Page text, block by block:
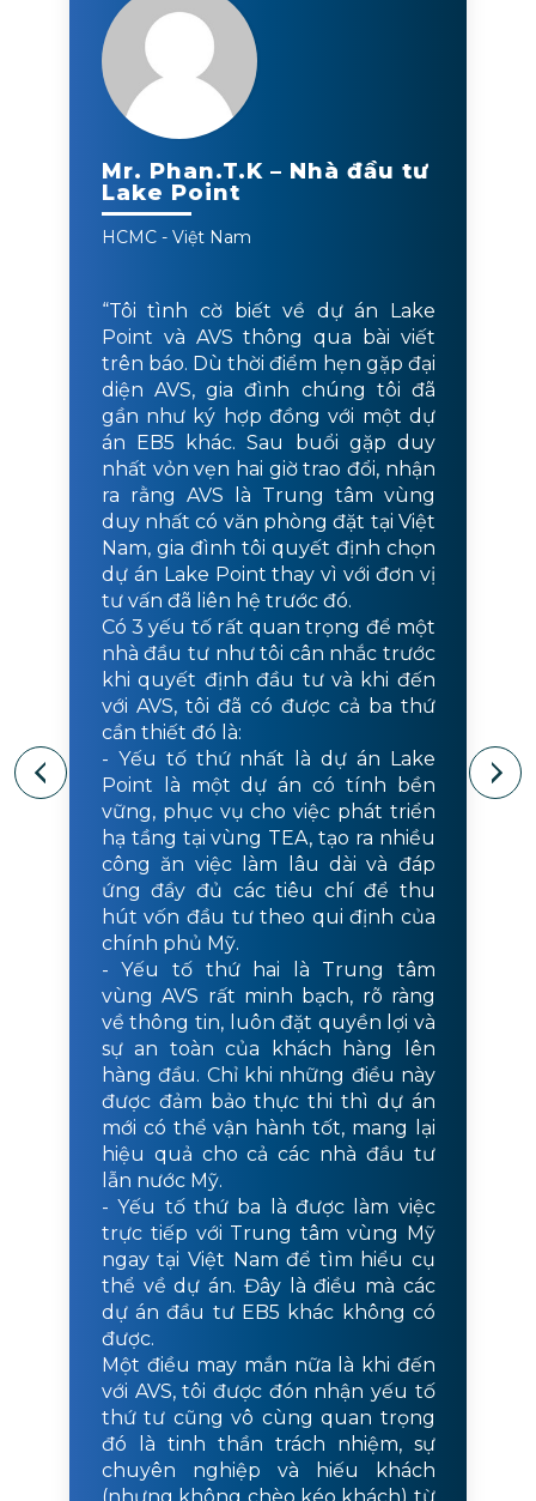
Mr. Phan.T.K – Nhà đầu tư
Lake Point
HCMC - Việt Nam
“Tôi tình cờ biết về dự án Lake
Point và AVS thông qua bài viết
trên báo. Dù thời điểm hẹn gặp đại
diện AVS, gia đình chúng tôi đã
gần như ký hợp đồng với một dự
án EB5 khác. Sau buổi gặp duy
nhất vỏn vẹn hai giờ trao đổi, nhận
ra rằng AVS là Trung tâm vùng
duy nhất có văn phòng đặt tại Việt
Nam, gia đình tôi quyết định chọn
dự án Lake Point thay vì với đơn vị
tư vấn đã liên hệ trước đó.
Có 3 yếu tố rất quan trọng để một
nhà đầu tư như tôi cân nhắc trước
khi quyết định đầu tư và khi đến
với AVS, tôi đã có được cả ba thứ
cần thiết đó là:
- Yếu tố thứ nhất là dự án Lake
Point là một dự án có tính bền
vững, phục vụ cho việc phát triển
hạ tầng tại vùng TEA, tạo ra nhiều
công ăn việc làm lâu dài và đáp
ứng đầy đủ các tiêu chí để thu
hút vốn đầu tư theo qui định của
chính phủ Mỹ.
- Yếu tố thứ hai là Trung tâm
vùng AVS rất minh bạch, rõ ràng
về thông tin, luôn đặt quyền lợi và
sự an toàn của khách hàng lên
hàng đầu. Chỉ khi những điều này
được đảm bảo thực thi thì dự án
mới có thể vận hành tốt, mang lại
hiệu quả cho cả các nhà đầu tư
lẫn nước Mỹ.
- Yếu tố thứ ba là được làm việc
trực tiếp với Trung tâm vùng Mỹ
ngay tại Việt Nam để tìm hiểu cụ
thể về dự án. Đây là điều mà các
dự án đầu tư EB5 khác không có
được.
Một điều may mắn nữa là khi đến
với AVS, tôi được đón nhận yếu tố
thứ tư cũng vô cùng quan trọng
đó là tinh thần trách nhiệm, sự
chuyên nghiệp và hiếu khách
(nhưng không chèo kéo khách) từ